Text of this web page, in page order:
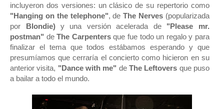
incluyeron dos versiones: un clásico de su repertorio como
"Hanging on the telephone", deThe Nerves (popularizada
por
Blondie) y una versión acelerada de "Please mr.
postman" deThe Carpentersque fue todo un regalo y para
finalizar el tema que todos estábamos esperando y que
presumíamos que cerraría el concierto como hicieron en su
anterior visita, "Dance with me" de The Leftovers que puso
a bailar a todo el mundo.